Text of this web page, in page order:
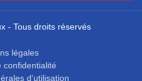
- Tous droits réservés
légales
confidentialité
d'utilisation